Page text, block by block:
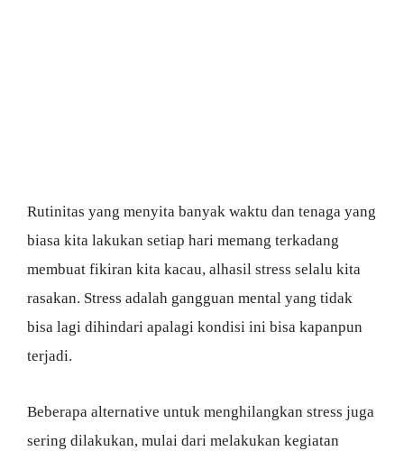
Rutinitas yang menyita banyak waktu dan tenaga yang
biasa kita lakukan setiap hari memang terkadang
membuat fikiran kita kacau, alhasil stress selalu kita
rasakan. Stress adalah gangguan mental yang tidak
bisa lagi dihindari apalagi kondisi ini bisa kapanpun
terjadi.
Beberapa alternative untuk menghilangkan stress juga
sering dilakukan, mulai dari melakukan kegiatan